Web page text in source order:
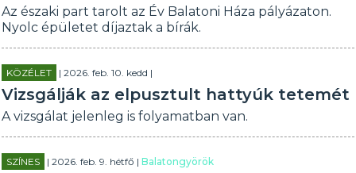
Az északi part tarolt az Év Balatoni Háza pályázaton.
Nyolc épületet díjaztak a bírák.
KÖZÉLET | 2026. feb. 10. kedd |
Vizsgálják az elpusztult hattyúk tetemét
A vizsgálat jelenleg is folyamatban van.
SZÍNES | 2026. feb. 9. hétfő |Balatongyörök